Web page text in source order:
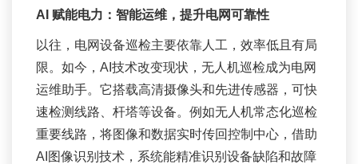
AI 赋能电力： 智能运维，提升电网可靠性
以往，电网设备巡检主要依靠人工，效率低且有局
限。如今，AI技术改变现状，无人机巡检成为电网
运维助手。它搭载高清摄像头和先进传感器，可快
速检测线路、杆塔等设备。例如无人机常态化巡检
重要线路，将图像和数据实时传回控制中心，借助
AI图像识别技术，系统能精准识别设备缺陷和故障